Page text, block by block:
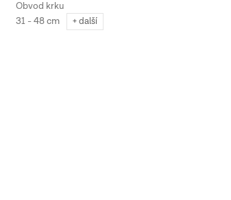
31 - 48 cm + další